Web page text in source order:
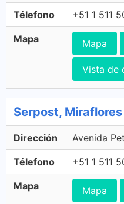
Télefono +51 1 511
Mapa Mapa
Vista de
Serpost, Miraflores
Dirección Avenida
Télefono +51 1 511
Mapa Mapa